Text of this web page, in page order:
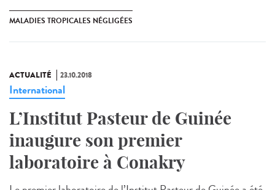
MALADIES TROPICALES NÉGLIGÉES
ACTUALITÉ 23.10.2018
International
L’Institut Pasteur de Guinée
inaugure son premier
laboratoire à Conakry